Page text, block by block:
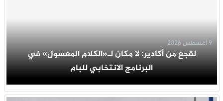
لقجع من أكادير: لا مكان لـ«الكلام المعسول» في
البرنامج الانتخابي للبام
9 أغسطس 2026